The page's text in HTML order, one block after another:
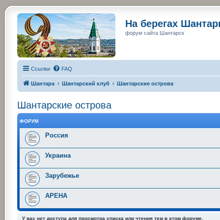
На берегах
форум сайта Шантарск
Ссылки FAQ
Шантара Шантарский клуб Шантарские острова
Шантарские острова
ФОРУМ
Россия
Украина
Зарубежье
АРЕНА
У вас нет доступа для просмотра списка или чтения тем в этом форуме.